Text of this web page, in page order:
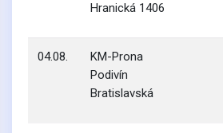
Hranická 1406
04.08.
KM-Prona
Podivín
Bratislavská